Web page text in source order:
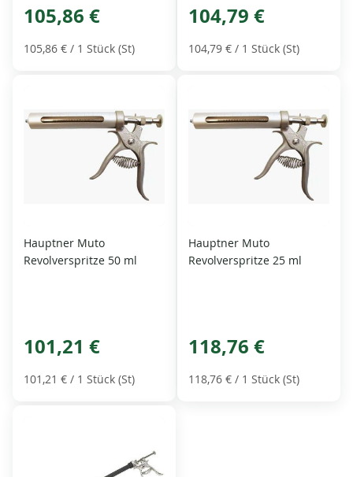
105,86 €
105,86 € / 1 Stück (St)
104,79 €
104,79 € / 1 Stück (St)
Hauptner Muto
Revolverspritze 50 ml
101,21 €
101,21 € / 1 Stück (St)
Hauptner Muto
Revolverspritze 25 ml
118,76 €
118,76 € / 1 Stück (St)